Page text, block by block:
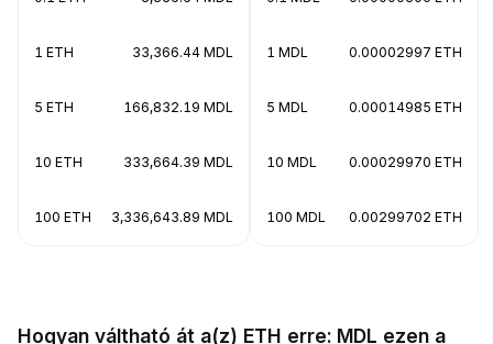
1 ETH 33,366.44 MDL
5 ETH 166,832.19 MDL
10 ETH 333,664.39 MDL
100 ETH 3,336,643.89 MDL
1 MDL 0.00002997 ETH
5 MDL 0.00014985 ETH
10 MDL 0.00029970 ETH
100 MDL 0.00299702 ETH
Hogyan váltható át a(z) ETH erre: MDL ezen a